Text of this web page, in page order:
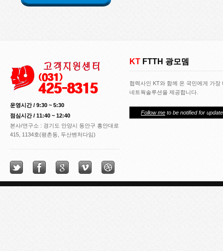
운영시간 / 9:30 ~ 5:30
점심시간 / 11:40 ~ 12:40
본사/연구소 : 경기도 안양시 동안구 흥안대로
415, 1134호(평촌동, 두산벤처다임)
KT FTTH 광모뎀
협력사인 KT와 함께 온 국민에게 가장
네트웍솔루션을 제공합니다.
Follow me to be notified for